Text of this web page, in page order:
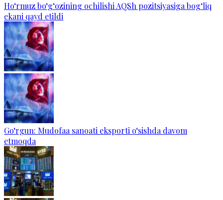
Ho‘rmuz bo‘g‘ozining ochilishi AQSh pozitsiyasiga bog‘liq
ekani qayd etildi
Go‘rgun: Mudofaa sanoati eksporti o‘sishda davom
etmoqda